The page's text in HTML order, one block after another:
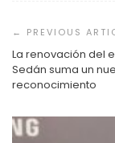
de
entradas
La renovación del
Sedán suma un
reconocimiento